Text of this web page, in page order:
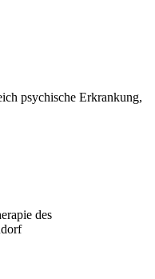
psychische Erkrankung,
des